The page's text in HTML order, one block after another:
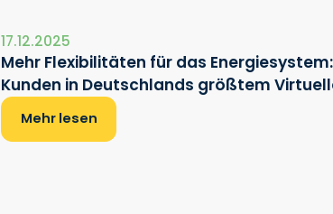
17.12.2025
Mehr Flexibilitäten für das
Kunden in Deutschlands größtem
Mehr lesen